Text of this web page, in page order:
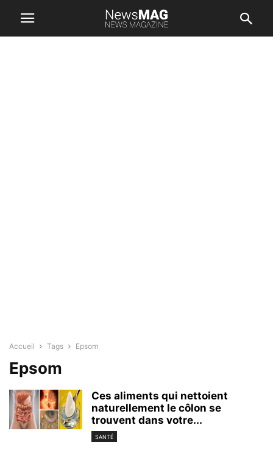
Accueil Tags Epsom
Epsom
Ces aliments qui nettoient
naturellement le côlon se
trouvent dans votre...
SANTÉ